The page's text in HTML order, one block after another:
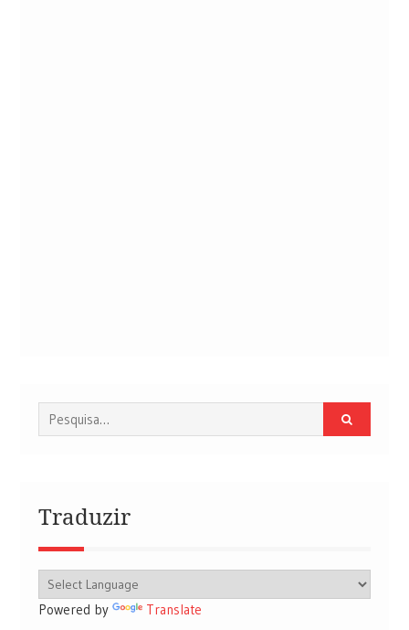
Procurar
por:
Traduzir
Powered by Translate